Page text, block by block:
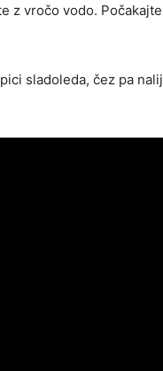
z vročo vodo.
sladoleda, čez pa